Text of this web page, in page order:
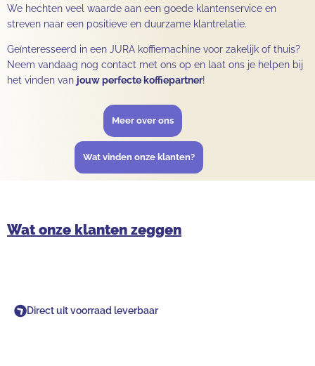
We hechten veel waarde aan een goede klantenservice en
streven naar een positieve en duurzame klantrelatie.
Geïnteresseerd in een JURA koffiemachine voor zakelijk of thuis?
Neem vandaag nog contact met ons op en laat ons je helpen bij
het vinden van jouw perfecte koffiepartner!
Meer over ons
Wat vinden onze klanten?
Wat onze klanten zeggen
Direct uit voorraad leverbaar